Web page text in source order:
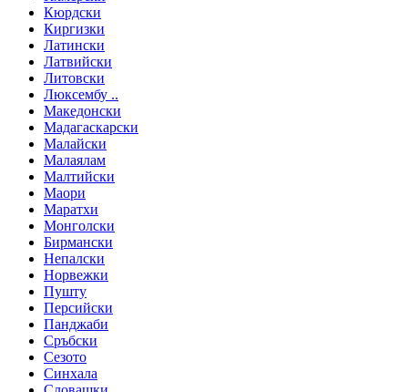
Кюрдски
Киргизки
Латински
Латвийски
Литовски
Люксембу ..
Македонски
Мадагаскарски
Малайски
Малаялам
Малтийски
Маори
Маратхи
Монголски
Бирмански
Непалски
Норвежки
Пушту
Персийски
Панджаби
Сръбски
Сезото
Синхала